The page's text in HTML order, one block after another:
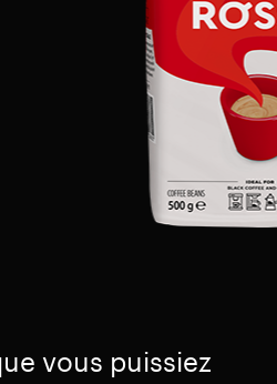
vous puissiez